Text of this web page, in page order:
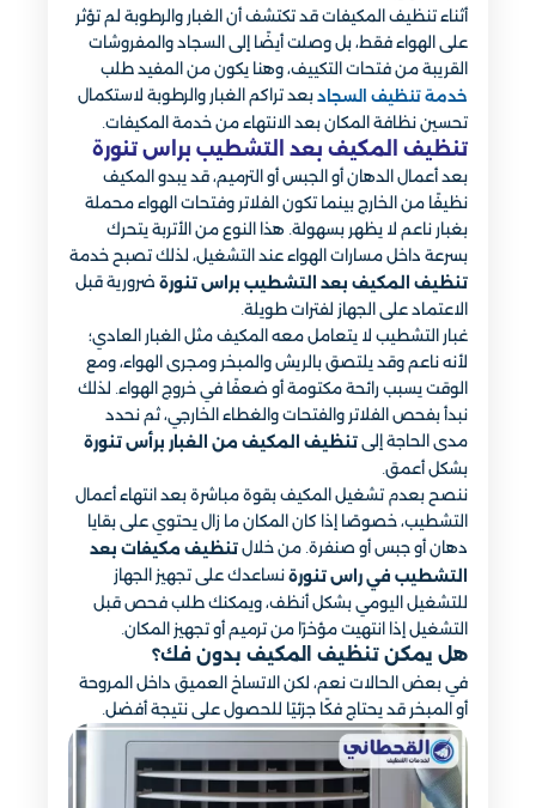
أثناء تنظيف المكيفات قد تكتشف أن الغبار والرطوبة لم تؤثر
على الهواء فقط، بل وصلت أيضًا إلى السجاد والمفروشات
القريبة من فتحات التكييف، وهنا يكون من المفيد طلب
خدمة تنظيف السجاد بعد تراكم الغبار والرطوبة لاستكمال
تحسين نظافة المكان بعد الانتهاء من خدمة المكيفات.
تنظيف المكيف بعد التشطيب براس تنورة
بعد أعمال الدهان أو الجبس أو الترميم، قد يبدو المكيف
نظيفًا من الخارج بينما تكون الفلاتر وفتحات الهواء محملة
بغبار ناعم لا يظهر بسهولة. هذا النوع من الأتربة يتحرك
بسرعة داخل مسارات الهواء عند التشغيل، لذلك تصبح خدمة
تنظيف المكيف بعد التشطيب براس تنورة ضرورية قبل
الاعتماد على الجهاز لفترات طويلة.
غبار التشطيب لا يتعامل معه المكيف مثل الغبار العادي؛
لأنه ناعم وقد يلتصق بالريش والمبخر ومجرى الهواء، ومع
الوقت يسبب رائحة مكتومة أو ضعفًا في خروج الهواء. لذلك
نبدأ بفحص الفلاتر والفتحات والغطاء الخارجي، ثم نحدد
مدى الحاجة إلى تنظيف المكيف من الغبار برأس تنورة
بشكل أعمق.
ننصح بعدم تشغيل المكيف بقوة مباشرة بعد انتهاء أعمال
التشطيب، خصوصًا إذا كان المكان ما زال يحتوي على بقايا
دهان أو جبس أو صنفرة. من خلال تنظيف مكيفات بعد
التشطيب في راس تنورة نساعدك على تجهيز الجهاز
للتشغيل اليومي بشكل أنظف، ويمكنك طلب فحص قبل
التشغيل إذا انتهيت مؤخرًا من ترميم أو تجهيز المكان.
هل يمكن تنظيف المكيف بدون فك؟
في بعض الحالات نعم، لكن الاتساخ العميق داخل المروحة
أو المبخر قد يحتاج فكًا جزئيًا للحصول على نتيجة أفضل.